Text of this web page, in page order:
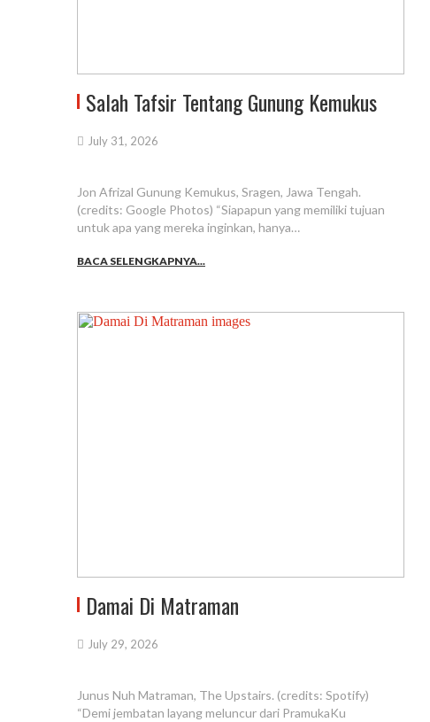
Salah Tafsir Tentang Gunung Kemukus
July 31, 2026
Jon Afrizal Gunung Kemukus, Sragen, Jawa Tengah.
(credits: Google Photos) “Siapapun yang memiliki tujuan
untuk apa yang mereka inginkan, hanya…
BACA SELENGKAPNYA...
Damai Di Matraman
July 29, 2026
Junus Nuh Matraman, The Upstairs. (credits: Spotify)
“Demi jembatan layang meluncur dari PramukaKu